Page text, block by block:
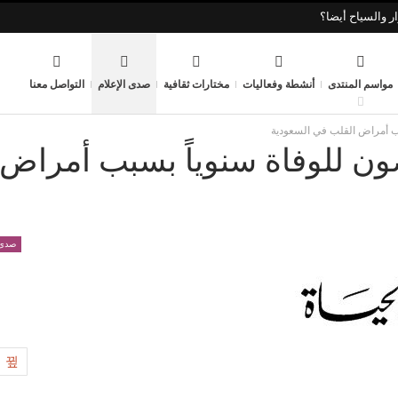
والسياح أيضا؟
مواسم المنتدى أنشطة وفعاليات مختارات ثقافية صدى الإعلام التواصل معنا
للوفاة سنوياً بسبب أمراض
صدى